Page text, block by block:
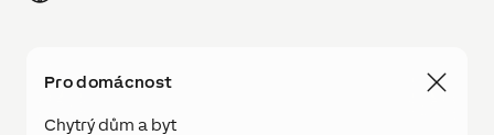
Pro domácnost
Chytrý dům a byt